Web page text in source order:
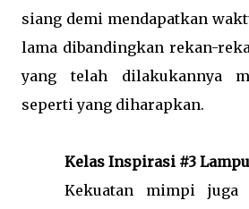
siang demi mendapatkan
lama dibandingkan rekan-
yang telah dilakukannya
seperti yang diharapkan.
Kelas Inspirasi #3
Kekuatan mimpi juga